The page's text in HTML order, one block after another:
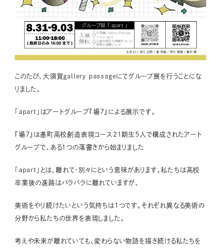
このたび、大須賀gallery passageにてグループ展を行うことにな
りました。
「apart」はアートグループ『場7』による展示です。
『場7』は基町高校創造表現コース21期生5人で構成されたアート
グループで、ある1つの落書きから始まりました
「apart」とは、離れて・別々にという意味があります。私たちは高校
卒業後の進路はバラバラに離れていますが、
美術をやり続けたいという気持ちは1つです。それぞれ異なる美術の
分野から私たちの世界を表現しました。
考えや未来が離れていても、変わらない物語を描き続ける私たちを